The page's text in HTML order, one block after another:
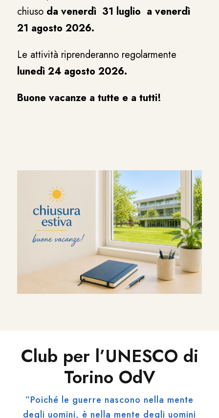
chiuso da venerdì 31 luglio a venerdì
21 agosto 2026.
Le attività riprenderanno regolarmente
lunedì 24 agosto 2026.
Buone vacanze a tutte e a tutti!
Club per l’UNESCO di
Torino OdV
”Poiché le guerre nascono nella mente
degli uomini, è nella mente degli uomini